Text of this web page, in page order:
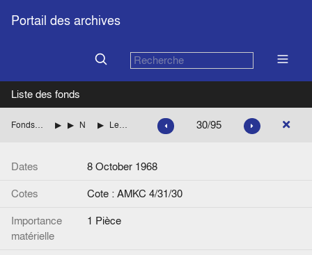
Portail des archives
Liste des fonds
Fonds Jean Monnet : Comité d'action, correspondance ITALIE Lettre de Jean Monnet à P. Nenni. Annotation manuscrite. 30/95
Dates
8 October 1968
Cotes
Cote : AMKC 4/31/30
Importance
matérielle
1 Pièce